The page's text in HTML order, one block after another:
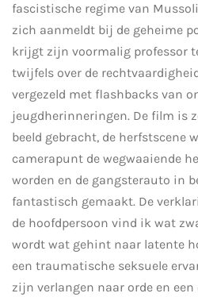
fascistische regime van
zich aanmeldt bij de geheime
krijgt zijn voormalig professor
twijfels over de
vergezeld met flashbacks van
jeugdherinneringen. De film is
beeld gebracht, de herfstscene
camerapunt de wegwaaiende
worden en de gangsterauto in
fantastisch gemaakt. De
de hoofdpersoon vind ik wat
wordt wat gehint naar latente
een traumatische seksuele
zijn verlangen naar orde en